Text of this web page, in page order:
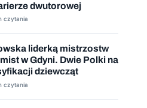
dwutorowej
czytania
liderką mistrzostw
w Gdyni. Dwie Polki na
dziewcząt
czytania